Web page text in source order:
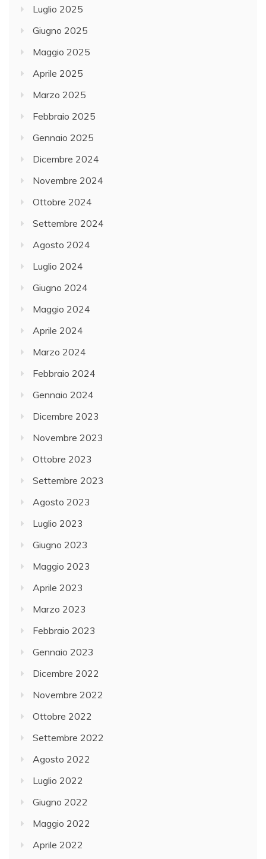
Luglio 2025
Giugno 2025
Maggio 2025
Aprile 2025
Marzo 2025
Febbraio 2025
Gennaio 2025
Dicembre 2024
Novembre 2024
Ottobre 2024
Settembre 2024
Agosto 2024
Luglio 2024
Giugno 2024
Maggio 2024
Aprile 2024
Marzo 2024
Febbraio 2024
Gennaio 2024
Dicembre 2023
Novembre 2023
Ottobre 2023
Settembre 2023
Agosto 2023
Luglio 2023
Giugno 2023
Maggio 2023
Aprile 2023
Marzo 2023
Febbraio 2023
Gennaio 2023
Dicembre 2022
Novembre 2022
Ottobre 2022
Settembre 2022
Agosto 2022
Luglio 2022
Giugno 2022
Maggio 2022
Aprile 2022